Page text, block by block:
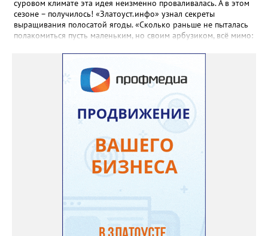
суровом климате эта идея неизменно проваливалась. А в этом
сезоне – получилось! «Златоуст.инфо» узнал секреты
выращивания полосатой ягоды. «Сколько раньше не пыталась
полакомиться пусть маленьким, но своим арбузиком, всё мимо:
«Златоуст.инфо» садовод. – В этом году посадила сорт так
называемых северных арбузов – «Юлия», а также «Коккоро»
(он жёлтый и, говорят, очень сладкий). Вот уже первый на пару
кило вызрел. Чтобы не оборвал плеть, подвешиваю своих
полосатиков в сетках из-под овощей или авоськах,
подкармливаю. Не терпится попробовать!». Опытные
бахчеводы из южных регионов в соцсетях посоветовали нашей
землячке: арбуз будет созревшим не раньше, чем с его кожуры
пропадет матовость (станет глянцевым). По срокам опыления
норма зрелости для «Коккоро» - не менее 42 дней от завязи
размером с грецкий орех. Екатерина выяснила у знающих
людей и причину своих неудач – её сеянцы не опылялись, и это
нужно было делать самостоятельно. «Мужской» цветочек для
этого прикладывают к «женскому» - тычинку к пестику. Фото:
Екатерина Громова, специально для «Златоуст.инфо».
Обсуждение новости здесь
ВКОНТАКТЕ https://vk.com/newszlatoust74